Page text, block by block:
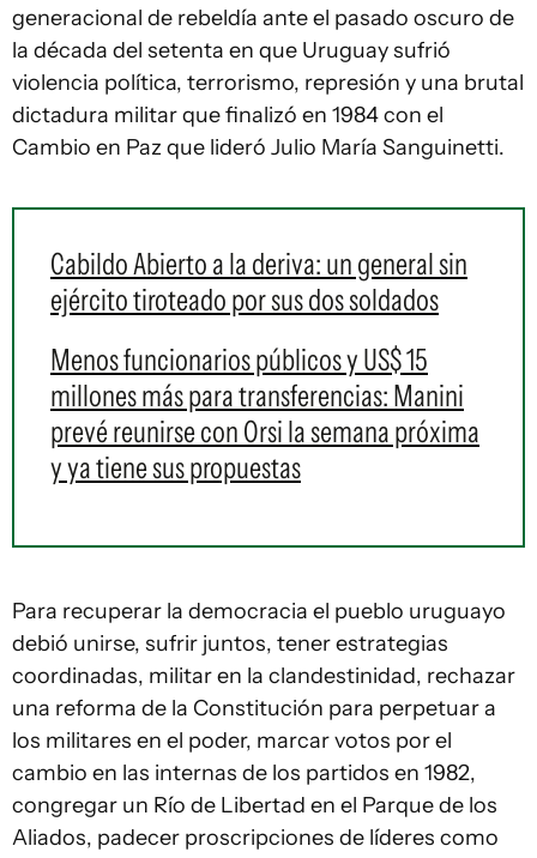
generacional de rebeldía ante el pasado oscuro de
la década del setenta en que Uruguay sufrió
violencia política, terrorismo, represión y una brutal
dictadura militar que finalizó en 1984 con el
Cambio en Paz que lideró Julio María Sanguinetti.
Cabildo Abierto a la deriva: un general sin
ejército tiroteado por sus dos soldados
Menos funcionarios públicos y US$ 15
millones más para transferencias: Manini
prevé reunirse con Orsi la semana próxima
y ya tiene sus propuestas
Para recuperar la democracia el pueblo uruguayo
debió unirse, sufrir juntos, tener estrategias
coordinadas, militar en la clandestinidad, rechazar
una reforma de la Constitución para perpetuar a
los militares en el poder, marcar votos por el
cambio en las internas de los partidos en 1982,
congregar un Río de Libertad en el Parque de los
Aliados, padecer proscripciones de líderes como